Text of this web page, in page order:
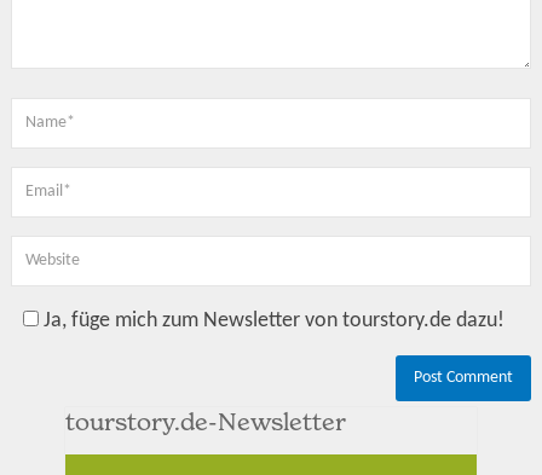
Ja, füge mich zum Newsletter von tourstory.de dazu!
tourstory.de-Newsletter